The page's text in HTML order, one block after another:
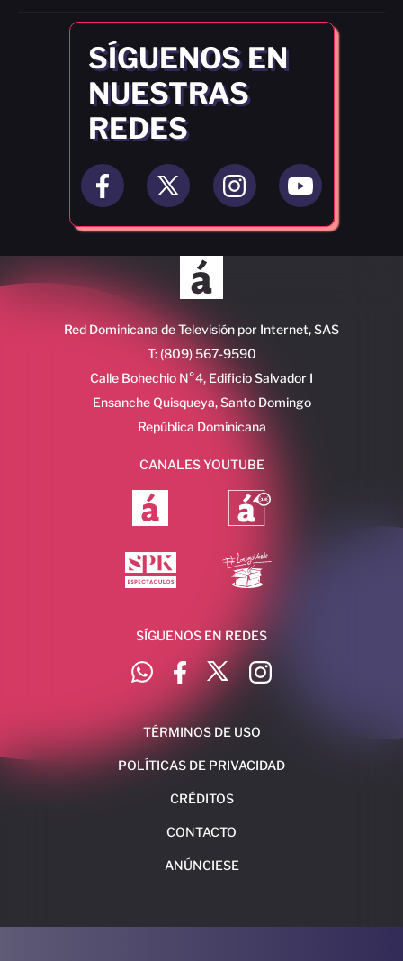
SÍGUENOS EN
NUESTRAS
REDES
Red Dominicana de Televisión por Internet, SAS
T: (809) 567-9590
Calle Bohechio N°4, Edificio Salvador I
Ensanche Quisqueya, Santo Domingo
República Dominicana
CANALES YOUTUBE
SÍGUENOS EN REDES
TÉRMINOS DE USO
POLÍTICAS DE PRIVACIDAD
CRÉDITOS
CONTACTO
ANÚNCIESE